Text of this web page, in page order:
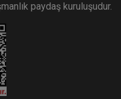
paydaş kuruluşudur.